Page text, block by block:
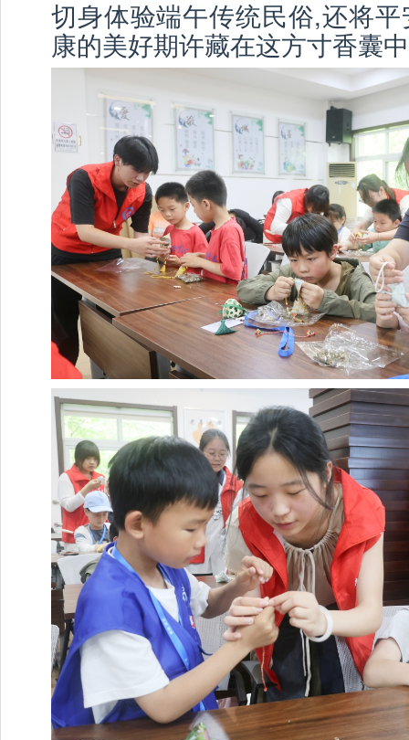
切身体验端午传统民俗,还将
康的美好期许藏在这方寸香囊